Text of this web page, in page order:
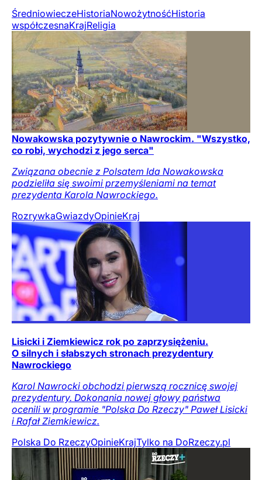
ŚredniowieczeHistoriaNowożytnośćHistoria
współczesnaKrajReligia
Nowakowska pozytywnie o Nawrockim. "Wszystko,
co robi, wychodzi z jego serca"
Związana obecnie z Polsatem Ida Nowakowska
podzieliła się swoimi przemyśleniami na temat
prezydenta Karola Nawrockiego.
RozrywkaGwiazdyOpinieKraj
Lisicki i Ziemkiewicz rok po zaprzysiężeniu.
O silnych i słabszych stronach prezydentury
Nawrockiego
Karol Nawrocki obchodzi pierwszą rocznicę swojej
prezydentury. Dokonania nowej głowy państwa
ocenili w programie "Polska Do Rzeczy" Paweł Lisicki
i Rafał Ziemkiewicz.
Polska Do RzeczyOpinieKrajTylko na DoRzeczy.pl